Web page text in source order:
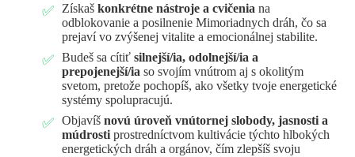
Získaš konkrétne nástroje a cvičenia na
odblokovanie a posilnenie Mimoriadnych dráh, čo sa
prejaví vo zvýšenej vitalite a emocionálnej stabilite.
Budeš sa cítiť silnejší/ia, odolnejší/ia a
prepojenejší/ia so svojím vnútrom aj s okolitým
svetom, pretože pochopíš, ako všetky tvoje energetické
systémy spolupracujú.
Objavíš novú úroveň vnútornej slobody, jasnosti a
múdrosti prostredníctvom kultivácie týchto hlbokých
energetických dráh a orgánov, čím zlepšíš svoju